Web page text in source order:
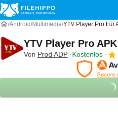
Android Multimedia YTV Player Pro Für
YTV Player Pro APK
Von Prod ADP Kostenlos